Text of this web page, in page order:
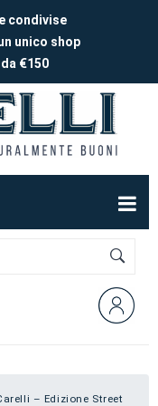
condivise
unico shop
€150
0,00€
– Edizione Street